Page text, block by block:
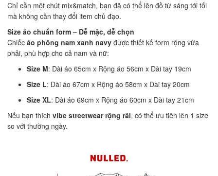
Chỉ cần một chút mix&match, bạn đã có thể lên đồ từ sáng tới tối
mà không cần thay đổi item chủ đạo.
Size áo chuẩn form – Dễ mặc, dễ chọn
Chiếc áo phông nam xanh navy được thiết kế form rộng vừa
phải, phù hợp cho cả nam và nữ:
Size M: Dài áo 65cm x Rộng áo 56cm x Dài tay 19cm
Size L: Dài áo 67cm x Rộng áo 58cm x Dài tay 20cm
Size XL: Dài áo 69cm x Rộng áo 60cm x Dài tay 21cm
Nếu bạn thích vibe streetwear rộng rãi, có thể ưu tiên lên 1 size
so với thường ngày.